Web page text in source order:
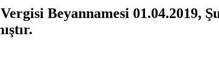
Beyannamesi 01.04.2019,